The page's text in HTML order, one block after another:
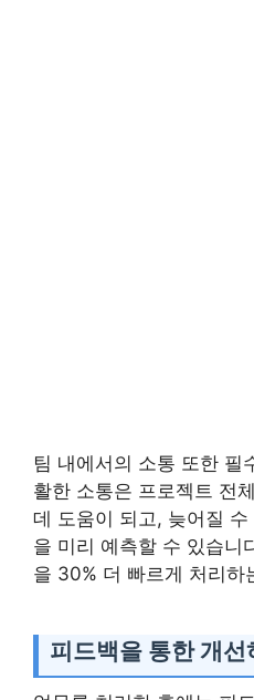
팀 내에서의 소통 또한 필
활한 소통은 프로젝트 전
데 도움이 되고, 늦어질
을 미리 예측할 수 있습니
을 30% 더 빠르게 처리하
피드백을 통한 개선